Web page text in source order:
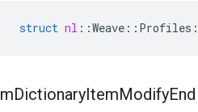
struct nl ::Weave :: Profiles
mDictionaryItemModifyEnd